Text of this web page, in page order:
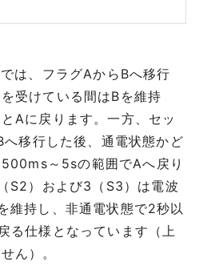
は、フラグAからBへ移行
受けている間はBを維持
Aに戻ります。一方、セッ
へ移行した後、通電状態かど
～5sの範囲でAへ戻り
S2）および3（S3）は電波
維持し、非通電状態で2秒以
る仕様となっています（上
ん）。